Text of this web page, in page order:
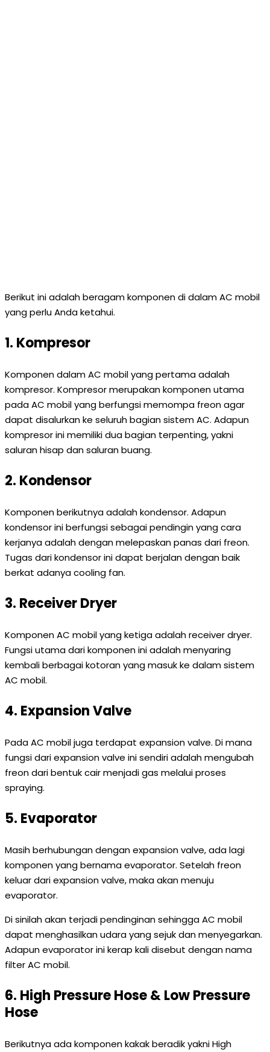
Berikut ini adalah beragam komponen di dalam AC mobil
yang perlu Anda ketahui.
1. Kompresor
Komponen dalam AC mobil yang pertama adalah
kompresor. Kompresor merupakan komponen utama
pada AC mobil yang berfungsi memompa freon agar
dapat disalurkan ke seluruh bagian sistem AC. Adapun
kompresor ini memiliki dua bagian terpenting, yakni
saluran hisap dan saluran buang.
2. Kondensor
Komponen berikutnya adalah kondensor. Adapun
kondensor ini berfungsi sebagai pendingin yang cara
kerjanya adalah dengan melepaskan panas dari freon.
Tugas dari kondensor ini dapat berjalan dengan baik
berkat adanya cooling fan.
3. Receiver Dryer
Komponen AC mobil yang ketiga adalah receiver dryer.
Fungsi utama dari komponen ini adalah menyaring
kembali berbagai kotoran yang masuk ke dalam sistem
AC mobil.
4. Expansion Valve
Pada AC mobil juga terdapat expansion valve. Di mana
fungsi dari expansion valve ini sendiri adalah mengubah
freon dari bentuk cair menjadi gas melalui proses
spraying.
5. Evaporator
Masih berhubungan dengan expansion valve, ada lagi
komponen yang bernama evaporator. Setelah freon
keluar dari expansion valve, maka akan menuju
evaporator.
Di sinilah akan terjadi pendinginan sehingga AC mobil
dapat menghasilkan udara yang sejuk dan menyegarkan.
Adapun evaporator ini kerap kali disebut dengan nama
filter AC mobil.
6. High Pressure Hose & Low Pressure
Hose
Berikutnya ada komponen kakak beradik yakni High